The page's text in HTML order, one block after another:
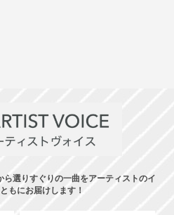
選りすぐりの一曲をアーティストのイ
もにお届けします！